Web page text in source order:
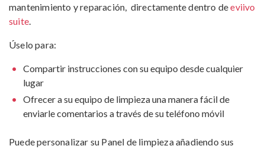
mantenimiento y reparación, directamente dentro deeviivo
suite
Úselo para:
Compartir instrucciones con su equipo desde cualquier
lugar
Ofrecer a su equipo de limpieza una manera fácil de
enviarle comentarios a través de su teléfono móvil
Puede personalizar su Panel de limpieza añadiendo sus